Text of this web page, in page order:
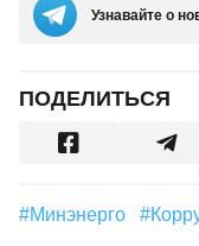
Узнавайте о
ПОДЕЛИТЬСЯ
#Минэнерго